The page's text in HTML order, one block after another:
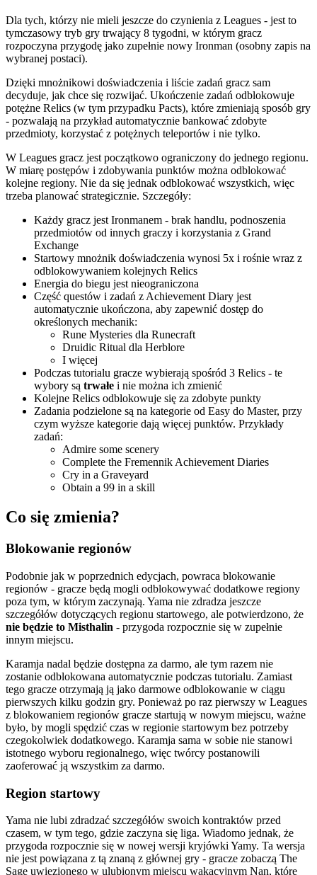
Dla tych, którzy nie mieli jeszcze do czynienia z Leagues - jest to
tymczasowy tryb gry trwający 8 tygodni, w którym gracz
rozpoczyna przygodę jako zupełnie nowy Ironman (osobny zapis na
wybranej postaci).
Dzięki mnożnikowi doświadczenia i liście zadań gracz sam
decyduje, jak chce się rozwijać. Ukończenie zadań odblokowuje
potężne Relics (w tym przypadku Pacts), które zmieniają sposób gry
- pozwalają na przykład automatycznie bankować zdobyte
przedmioty, korzystać z potężnych teleportów i nie tylko.
W Leagues gracz jest początkowo ograniczony do jednego regionu.
W miarę postępów i zdobywania punktów można odblokować
kolejne regiony. Nie da się jednak odblokować wszystkich, więc
trzeba planować strategicznie. Szczegóły:
Każdy gracz jest Ironmanem - brak handlu, podnoszenia
przedmiotów od innych graczy i korzystania z Grand
Exchange
Startowy mnożnik doświadczenia wynosi 5x i rośnie wraz z
odblokowywaniem kolejnych Relics
Energia do biegu jest nieograniczona
Część questów i zadań z Achievement Diary jest
automatycznie ukończona, aby zapewnić dostęp do
określonych mechanik:
Rune Mysteries dla Runecraft
Druidic Ritual dla Herblore
I więcej
Podczas tutorialu gracze wybierają spośród 3 Relics - te
wybory są trwałe i nie można ich zmienić
Kolejne Relics odblokowuje się za zdobyte punkty
Zadania podzielone są na kategorie od Easy do Master, przy
czym wyższe kategorie dają więcej punktów. Przykłady
zadań:
Admire some scenery
Complete the Fremennik Achievement Diaries
Cry in a Graveyard
Obtain a 99 in a skill
Co się zmienia?
Blokowanie regionów
Podobnie jak w poprzednich edycjach, powraca blokowanie
regionów - gracze będą mogli odblokowywać dodatkowe regiony
poza tym, w którym zaczynają. Yama nie zdradza jeszcze
szczegółów dotyczących regionu startowego, ale potwierdzono, że
nie będzie to Misthalin - przygoda rozpocznie się w zupełnie
innym miejscu.
Karamja nadal będzie dostępna za darmo, ale tym razem nie
zostanie odblokowana automatycznie podczas tutorialu. Zamiast
tego gracze otrzymają ją jako darmowe odblokowanie w ciągu
pierwszych kilku godzin gry. Ponieważ po raz pierwszy w Leagues
z blokowaniem regionów gracze startują w nowym miejscu, ważne
było, by mogli spędzić czas w regionie startowym bez potrzeby
czegokolwiek dodatkowego. Karamja sama w sobie nie stanowi
istotnego wyboru regionalnego, więc twórcy postanowili
zaoferować ją wszystkim za darmo.
Region startowy
Yama nie lubi zdradzać szczegółów swoich kontraktów przed
czasem, w tym tego, gdzie zaczyna się liga. Wiadomo jednak, że
przygoda rozpocznie się w nowej wersji kryjówki Yamy. Ta wersja
nie jest powiązana z tą znaną z głównej gry - gracze zobaczą The
Sage uwięzionego w ulubionym miejscu wakacyjnym Nan, które